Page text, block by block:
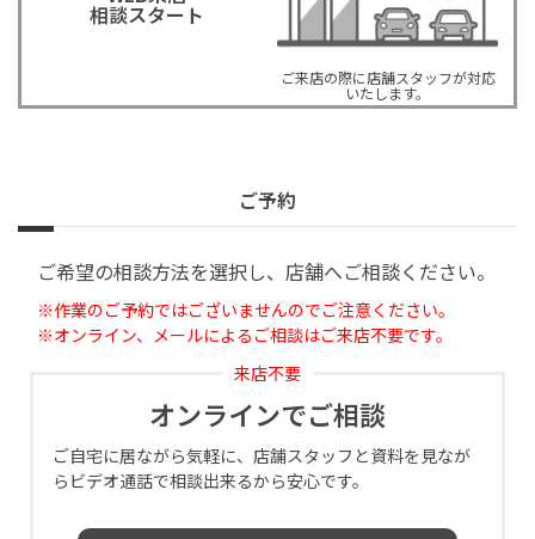
相談スタート
ご来店の際に店舗スタッフが対応
いたします。
ご予約
ご希望の相談方法を選択し、店舗へご相談ください。
※作業のご予約ではございませんのでご注意ください。
※オンライン、メールによるご相談はご来店不要です。
来店不要
オンラインでご相談
ご自宅に居ながら気軽に、店舗スタッフと資料を見なが
らビデオ通話で相談出来るから安心です。